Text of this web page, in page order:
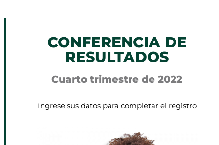
CONFERENCIA DE
RESULTADOS
Cuarto trimestre de 2022
Ingrese sus datos para completar el registro